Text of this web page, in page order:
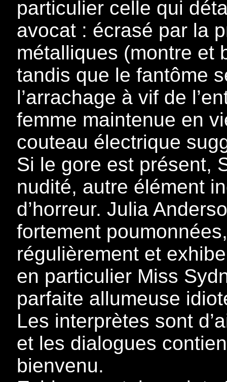
particulier celle qui
avocat : écrasé par la
métalliques (montre et
tandis que le fantôme
l’arrachage à vif de
femme maintenue en
couteau électrique
Si le gore est présent,
nudité, autre élément
d’horreur. Julia
fortement
régulièrement et
en particulier Miss
parfaite allumeuse
Les interprètes sont
et les dialogues
bienvenu.